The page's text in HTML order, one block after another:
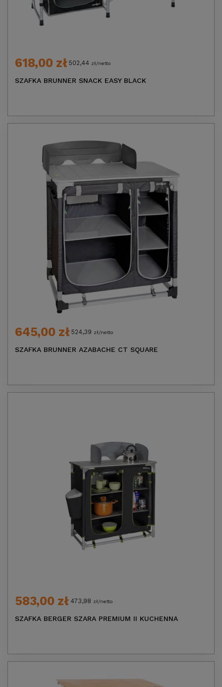
618,00 zł 502,44 zł/netto
SZAFKA BRUNNER SNACK EASY BLACK
645,00 zł 524,39 zł/netto
SZAFKA BRUNNER AZABACHE CT SQUARE
583,00 zł 473,98 zł/netto
SZAFKA BERGER SZARA PREMIUM II KUCHENNA